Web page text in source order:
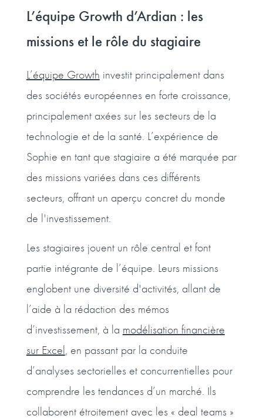
L’équipe Growth d’Ardian : les
missions et le rôle du stagiaire
L’équipe Growth investit principalement dans
des sociétés européennes en forte croissance,
principalement axées sur les secteurs de la
technologie et de la santé. L’expérience de
Sophie en tant que stagiaire a été marquée par
des missions variées dans ces différents
secteurs, offrant un aperçu concret du monde
de l'investissement.
Les stagiaires jouent un rôle central et font
partie intégrante de l’équipe. Leurs missions
englobent une diversité d'activités, allant de
l’aide à la rédaction des mémos
d’investissement, à la modélisation financière
sur Excel, en passant par la conduite
d’analyses sectorielles et concurrentielles pour
comprendre les tendances d’un marché. Ils
collaborent étroitement avec les « deal teams »